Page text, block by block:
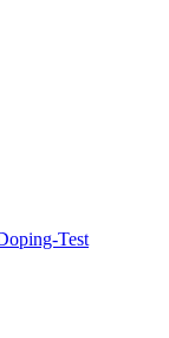
Test